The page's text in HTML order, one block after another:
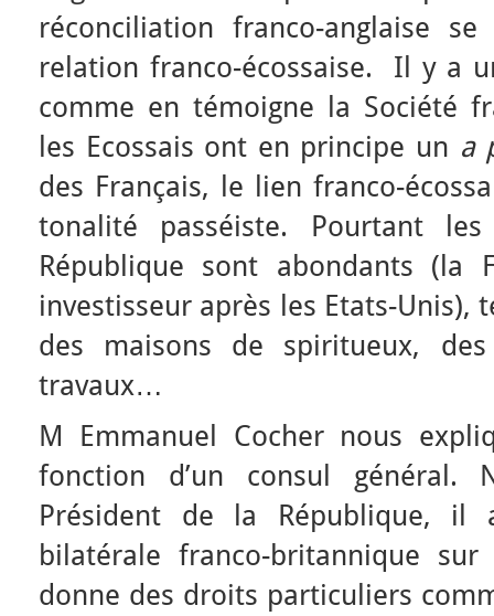
réconciliation franco-anglaise
relation franco-écossaise. Il y a
comme en témoigne la Société
les Ecossais ont en principe un a
des Français, le lien franco-
tonalité passéiste. Pourtant
République sont abondants (la
investisseur après les Etats-Unis),
des maisons de spiritueux,
travaux…
M Emmanuel Cocher nous
fonction d’un consul général.
Président de la République, il
bilatérale franco-britannique
donne des droits particuliers